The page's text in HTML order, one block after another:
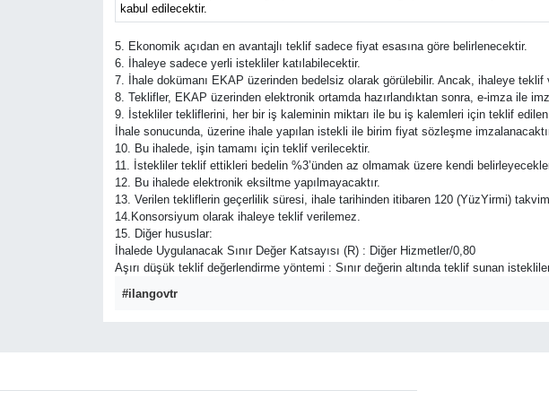
kabul edilecektir.
5. Ekonomik açıdan en avantajlı teklif sadece fiyat esasına göre belirlenecektir.
6. İhaleye sadece yerli istekliler katılabilecektir.
7. İhale dokümanı EKAP üzerinden bedelsiz olarak görülebilir. Ancak, ihaleye
8. Teklifler, EKAP üzerinden elektronik ortamda hazırlandıktan sonra, e-imza ile
9. İstekliler tekliflerini, her bir iş kaleminin miktarı ile bu iş kalemleri için teklif
İhale sonucunda, üzerine ihale yapılan istekli ile birim fiyat sözleşme
10. Bu ihalede, işin tamamı için teklif verilecektir.
11. İstekliler teklif ettikleri bedelin %3’ünden az olmamak üzere kendi
12. Bu ihalede elektronik eksiltme yapılmayacaktır.
13. Verilen tekliflerin geçerlilik süresi, ihale tarihinden itibaren 120 (YüzYirmi)
14.Konsorsiyum olarak ihaleye teklif verilemez.
15. Diğer hususlar:
İhalede Uygulanacak Sınır Değer Katsayısı (R) : Diğer Hizmetler/0,80
Aşırı düşük teklif değerlendirme yöntemi : Sınır değerin altında teklif sunan
#ilangovtr